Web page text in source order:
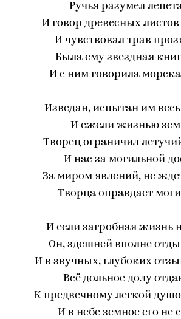
Ручья разумел
И говор древесных
И чувствовал трав
Была ему звездная
И с ним говорила
Изведан, испытан им
И ежели жизнью
Творец ограничил
И нас за могильной
За миром явлений, не
Творца оправдает
И если загробная жизнь
Он, здешней вполне
И в звучных, глубоких
Всё дольное долу
К предвечному легкой
И в небе земное его не